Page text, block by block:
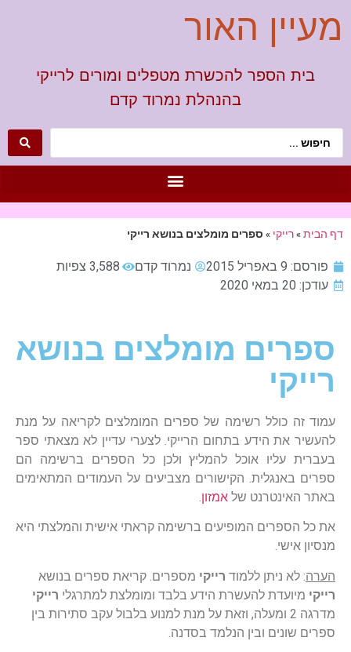
מעיין האור
בית הספר להכשרת מטפלים ומורים לרייקי
בהנהלת נמרוד קדם
דף הבית»רייקי » ספרים מומלצים בנושא רייקי
פורסם: 9 באפריל 2015 נמרוד קדם
3,588 צפיות
עודכן: 20 במאי 2020
ספרים מומלצים בנושא
רייקי
עמוד זה כולל רשימה של ספרים המומלצים לקריאה על מנת
להעשיר את הידע בתחום הרייקי. לצערי עדיין לא מצאתי ספר
בעברית עליו אוכל להמליץ ולכן כל הספרים ברשימה הם
ספרים באנגלית. הקישורים מצביעים על העמודים המתאימים
באתר האינטרנט של אמזון.
את כל הספרים המופיעים ברשימה קראתי אישית והמלצתי היא
מנסיון אישי.
הערה: לא ניתן ללמוד רייקי מספרים. קריאת ספרים בנושא
רייקי מיועדת להעשרת הידע בלבד ומומלצת למתרגלי רייקי
מדרגה 2 ומעלה, וזאת על מנת למנוע בלבול עקב סתירות בין
ספרים שונים ובין הנלמד בסדנה.